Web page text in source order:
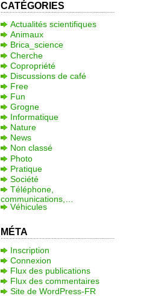
CATÉGORIES
Actualités scientifiques
Animaux
Brica_science
Cherche
Copropriété
Discussions de café
Free
Fun
Grogne
Informatique
Nature
News
Non classé
Photo
Pratique
Société
Téléphone,
communications,…
Véhicules
MÉTA
Inscription
Connexion
Flux des publications
Flux des commentaires
Site de WordPress-FR